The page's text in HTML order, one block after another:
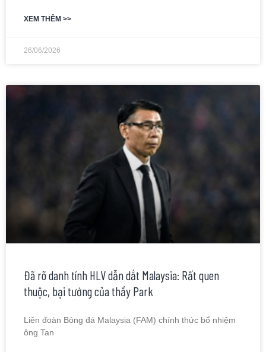
XEM THÊM >>
26/06/2026
Đã rõ danh tính HLV dẫn dắt Malaysia: Rất quen
thuộc, bại tướng của thầy Park
Liên đoàn Bóng đá Malaysia (FAM) chính thức bổ nhiệm
ông Tan